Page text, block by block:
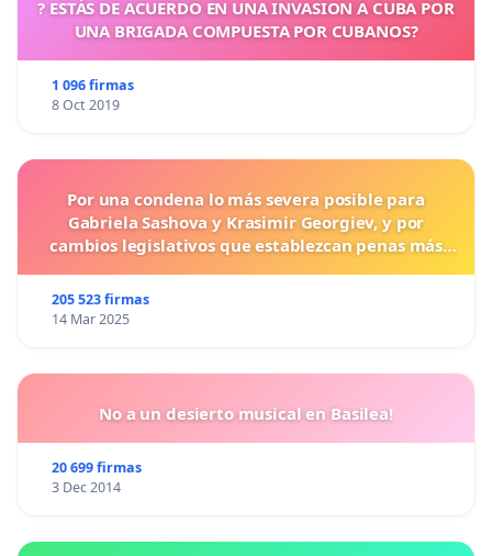
? ESTÁS DE ACUERDO EN UNA INVASION A CUBA POR
UNA BRIGADA COMPUESTA POR CUBANOS?
1 096 firmas
8 Oct 2019
Por una condena lo más severa posible para
Gabriela Sashova y Krasimir Georgiev, y por
cambios legislativos que establezcan penas más
205 523 firmas
14 Mar 2025
No a un desierto musical en Basilea!
20 699 firmas
3 Dec 2014